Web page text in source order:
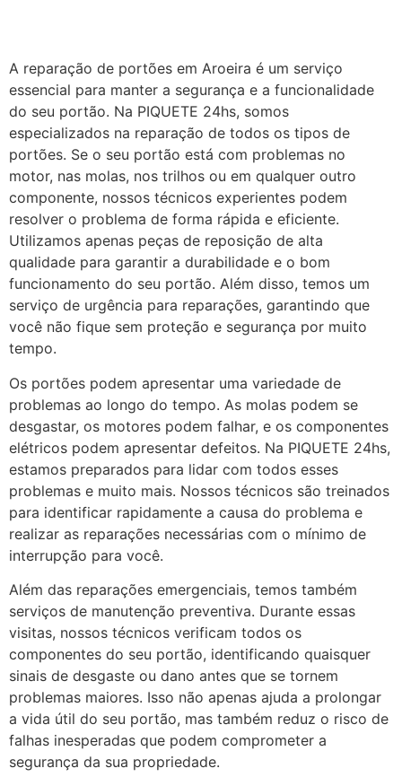
A reparação de portões em Aroeira é um serviço
essencial para manter a segurança e a funcionalidade
do seu portão. Na PIQUETE 24hs, somos
especializados na reparação de todos os tipos de
portões. Se o seu portão está com problemas no
motor, nas molas, nos trilhos ou em qualquer outro
componente, nossos técnicos experientes podem
resolver o problema de forma rápida e eficiente.
Utilizamos apenas peças de reposição de alta
qualidade para garantir a durabilidade e o bom
funcionamento do seu portão. Além disso, temos um
serviço de urgência para reparações, garantindo que
você não fique sem proteção e segurança por muito
tempo.
Os portões podem apresentar uma variedade de
problemas ao longo do tempo. As molas podem se
desgastar, os motores podem falhar, e os componentes
elétricos podem apresentar defeitos. Na PIQUETE 24hs,
estamos preparados para lidar com todos esses
problemas e muito mais. Nossos técnicos são treinados
para identificar rapidamente a causa do problema e
realizar as reparações necessárias com o mínimo de
interrupção para você.
Além das reparações emergenciais, temos também
serviços de manutenção preventiva. Durante essas
visitas, nossos técnicos verificam todos os
componentes do seu portão, identificando quaisquer
sinais de desgaste ou dano antes que se tornem
problemas maiores. Isso não apenas ajuda a prolongar
a vida útil do seu portão, mas também reduz o risco de
falhas inesperadas que podem comprometer a
segurança da sua propriedade.